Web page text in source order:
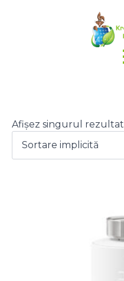
Afișez singurul rezultat